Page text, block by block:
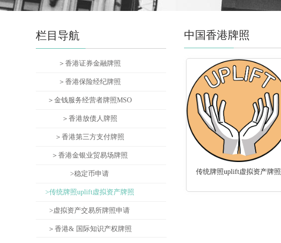
栏目导航
＞香港证券金融牌照
＞香港保险经纪牌照
＞金钱服务经营者牌照MSO
＞香港放债人牌照
＞香港第三方支付牌照
＞香港金银业贸易场牌照
>稳定币申请
>传统牌照uplift虚拟资产牌照
>虚拟资产交易所牌照申请
＞香港& 国际知识产权牌照
中国香港牌照
传统牌照uplift虚拟资产牌照